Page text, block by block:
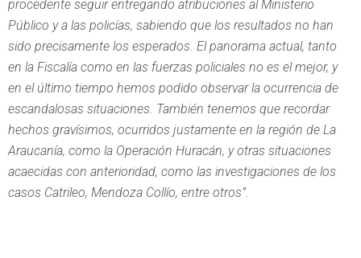
procedente seguir entregando atribuciones al Ministerio
Público y a las policías, sabiendo que los resultados no han
sido precisamente los esperados. El panorama actual, tanto
en la Fiscalía como en las fuerzas policiales no es el mejor, y
en el último tiempo hemos podido observar la ocurrencia de
escandalosas situaciones. También tenemos que recordar
hechos gravísimos, ocurridos justamente en la región de La
Araucanía, como la Operación Huracán, y otras situaciones
acaecidas con anterioridad, como las investigaciones de los
casos Catrileo, Mendoza Collío, entre otros”.